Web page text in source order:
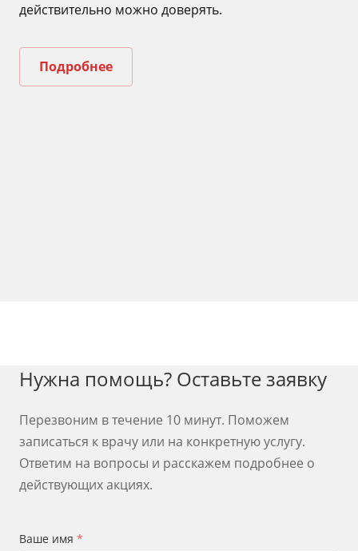
действительно можно доверять.
Подробнее
Нужна помощь? Оставьте заявку
Перезвоним в течение 10 минут. Поможем
записаться к врачу или на конкретную услугу.
Ответим на вопросы и расскажем подробнее о
действующих акциях.
Ваше имя *